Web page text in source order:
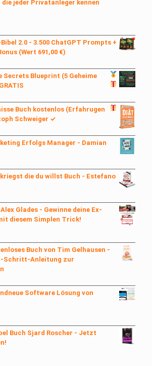
jeder Privatanleger kennen
2.0 - 3.500 ChatGPT Prompts +
(Wert 691,00 €)
Secrets Blueprint (5 Geheime
GRATIS
Buch kostenlos (Erfahrugen
Schweiger ✓
Erfolgs Manager - Damian
kriegst die du willst Buch - Estefano
Glades - Gewinne deine Ex-
diesem Simplen Trick!
Buch von Tim Gelhausen -
Schritt-Anleitung zur
Software Lösung von
Buch Sjard Roscher - Jetzt